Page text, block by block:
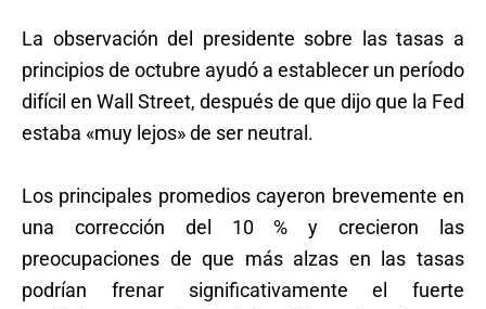
La observación del presidente sobre las tasas a
principios de octubre ayudó a establecer un período
difícil en Wall Street, después de que dijo que la Fed
estaba «muy lejos» de ser neutral.
Los principales promedios cayeron brevemente en
una corrección del 10 % y crecieron las
preocupaciones de que más alzas en las tasas
podrían frenar significativamente el fuerte